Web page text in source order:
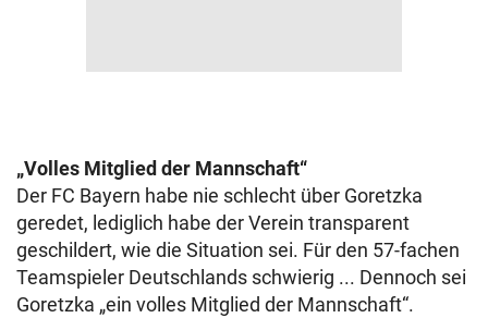
„Volles Mitglied der Mannschaft“
Der FC Bayern habe nie schlecht über Goretzka
geredet, lediglich habe der Verein transparent
geschildert, wie die Situation sei. Für den 57-fachen
Teamspieler Deutschlands schwierig ... Dennoch sei
Goretzka „ein volles Mitglied der Mannschaft“.